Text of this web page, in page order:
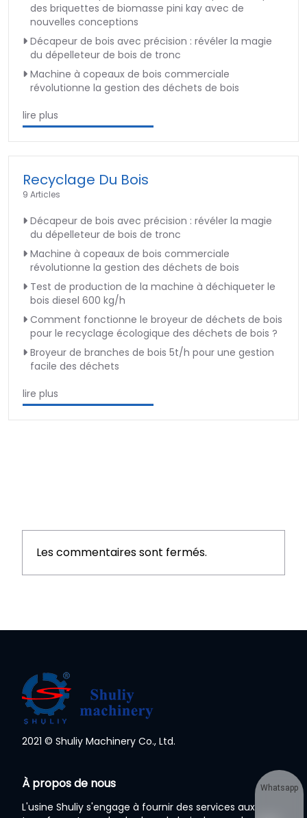
des briquettes de biomasse pini kay avec de
nouvelles conceptions
Décapeur de bois avec précision : révéler la magie
du dépelleteur de bois de tronc
Machine à copeaux de bois commerciale
révolutionne la gestion des déchets de bois
lire plus
Recyclage Du Bois
9 Articles
Décapeur de bois avec précision : révéler la magie
du dépelleteur de bois de tronc
Machine à copeaux de bois commerciale
révolutionne la gestion des déchets de bois
Test de production de la machine à déchiqueter le
bois diesel 600 kg/h
Comment fonctionne le broyeur de déchets de bois
pour le recyclage écologique des déchets de bois ?
Broyeur de branches de bois 5t/h pour une gestion
facile des déchets
lire plus
Les commentaires sont fermés.
2021 © Shuliy Machinery Co., Ltd.
À propos de nous
L'usine Shuliy s'engage à fournir des services aux
Whatsapp